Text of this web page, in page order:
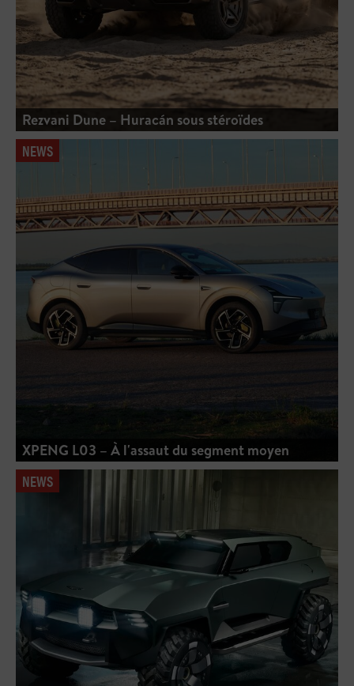
Rezvani Dune – Huracán sous stéroïdes
NEWS
XPENG L03 – À l'assaut du segment moyen
NEWS